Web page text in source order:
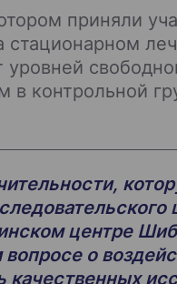
приняли
контрольной
центре
о